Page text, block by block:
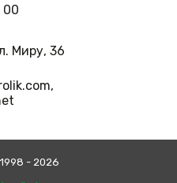
00
Миру, 36
- 2026